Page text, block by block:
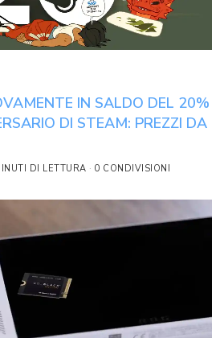
IN SALDO DEL 20%
DI STEAM: PREZZI DA
DI LETTURA 0 CONDIVISIONI